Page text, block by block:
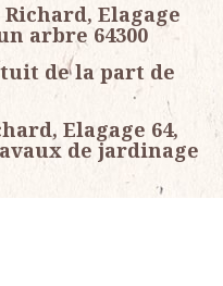
Elagage
arbre 64300
de la part de
Elagage 64,
de jardinage